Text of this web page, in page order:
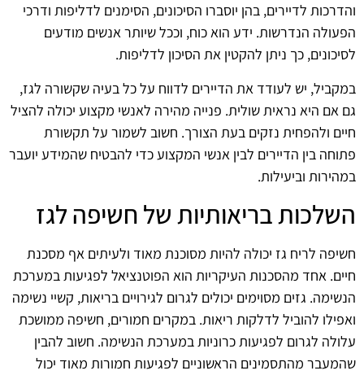
והדרכות לדיירים, בהן יוסברו הסיכונים, הסימנים לדליפות ודרכי
הפעולה הנדרשות. ידע הוא כוח, וככל שיותר אנשים מודעים
לסיכונים, כך ניתן להקטין את הסיכון לדליפות.
במקביל, יש לעודד את הדיירים לדווח על כל בעיה שקשורה לגז,
גם אם היא נראית שולית. פנייה מהירה לאנשי מקצוע יכולה להציל
חיים ולהפחית נזקים בעת הצורך. חשוב לשמור על תקשורת
פתוחה בין הדיירים לבין אנשי המקצוע כדי להבטיח שהמידע יועבר
במהירות וביעילות.
השלכות בריאותיות של חשיפה לגז
חשיפה לריח גז יכולה להיות מסוכנת מאוד ולעיתים אף מסכנת
חיים. אחד מהסכנות העיקריות הוא הפוטנציאל לפגיעות במערכת
הנשימה. גזים מסוימים יכולים לגרום לגירויים בריאות, קשיי נשימה
ואפילו להוביל לדלקות ריאות. במקרים חמורים, חשיפה ממושכת
עלולה לגרום לפגיעות כרוניות במערכת הנשימה. חשוב להבין
שהמעבר מהתסמינים הראשוניים לפגיעות חמורות מאוד יכול